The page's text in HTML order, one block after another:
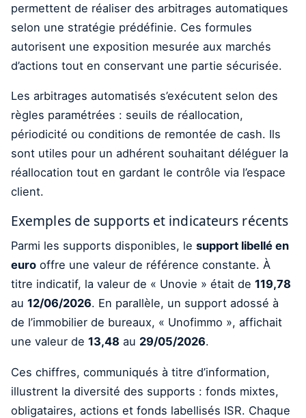
permettent de réaliser des arbitrages automatiques
selon une stratégie prédéfinie. Ces formules
autorisent une exposition mesurée aux marchés
d’actions tout en conservant une partie sécurisée.
Les arbitrages automatisés s’exécutent selon des
règles paramétrées : seuils de réallocation,
périodicité ou conditions de remontée de cash. Ils
sont utiles pour un adhérent souhaitant déléguer la
réallocation tout en gardant le contrôle via l’espace
client.
Exemples de supports et indicateurs récents
Parmi les supports disponibles, le support libellé en
euro offre une valeur de référence constante. À
titre indicatif, la valeur de « Unovie » était de 119,78
au 12/06/2026. En parallèle, un support adossé à
de l’immobilier de bureaux, « Unofimmo », affichait
une valeur de 13,48 au 29/05/2026.
Ces chiffres, communiqués à titre d’information,
illustrent la diversité des supports : fonds mixtes,
obligataires, actions et fonds labellisés ISR. Chaque